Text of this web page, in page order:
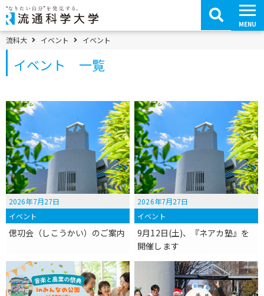
コ
ン
テ
ン
ツ
へ
移
MENU
パンくずメニュー
流科大 イベント イベント
イベント 一覧
2026年7月27日
イベント
偲㓛会（しこうかい）のご案内
2026年7月27日
イベント
9月12日(土)、『ネアカ塾』を
開催します